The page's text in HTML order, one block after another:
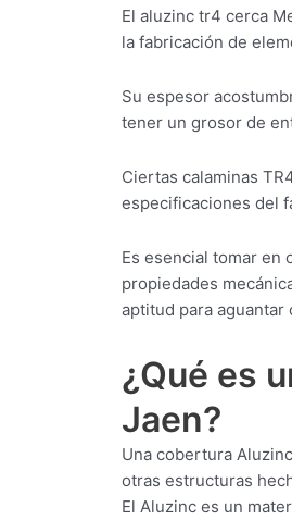
El aluzinc tr4 cerca
la fabricación de
Su espesor
tener un grosor de
Ciertas calaminas
especificaciones del
Es esencial tomar en
propiedades
aptitud para aguantar
¿Qué es
Jaen?
Una cobertura
otras estructuras
El Aluzinc es un